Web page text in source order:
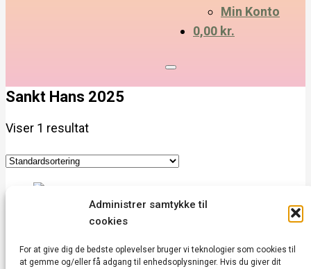
Administrer samtykke til
cookies
For at give dig de bedste oplevelser bruger vi teknologier som cookies til
at gemme og/eller få adgang til enhedsoplysninger. Hvis du giver dit
Min Konto
0,00 kr.
Sankt Hans 2025
Viser 1 resultat
SANKT HANS AFTEN VED VEDBÆK HAVN